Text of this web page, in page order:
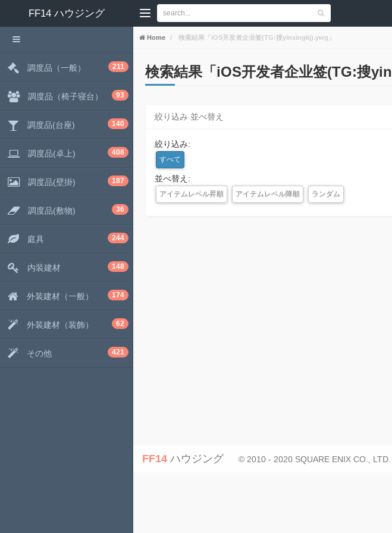
FF14 ハウジング
Home 検索結果「iOS开发者企业签(TG:搜yinxingkj).ywg」
検索結果「iOS开发者企业签(TG:搜
絞り込み 並べ替え
絞り込み:
すべて
並べ替え:
アイテムレベル昇順 アイテムレベル降順 ランダム
調度品（一般） 211
調度品（椅子寝台） 93
調度品(台座) 140
調度品(卓上) 408
調度品(壁掛) 187
調度品(敷物) 36
庭具 244
内装建材 148
外装建材（一般） 174
外装建材（装飾） 62
その他 421
FF14 ハウジング © 2010 - 2020 SQUARE ENIX CO.,